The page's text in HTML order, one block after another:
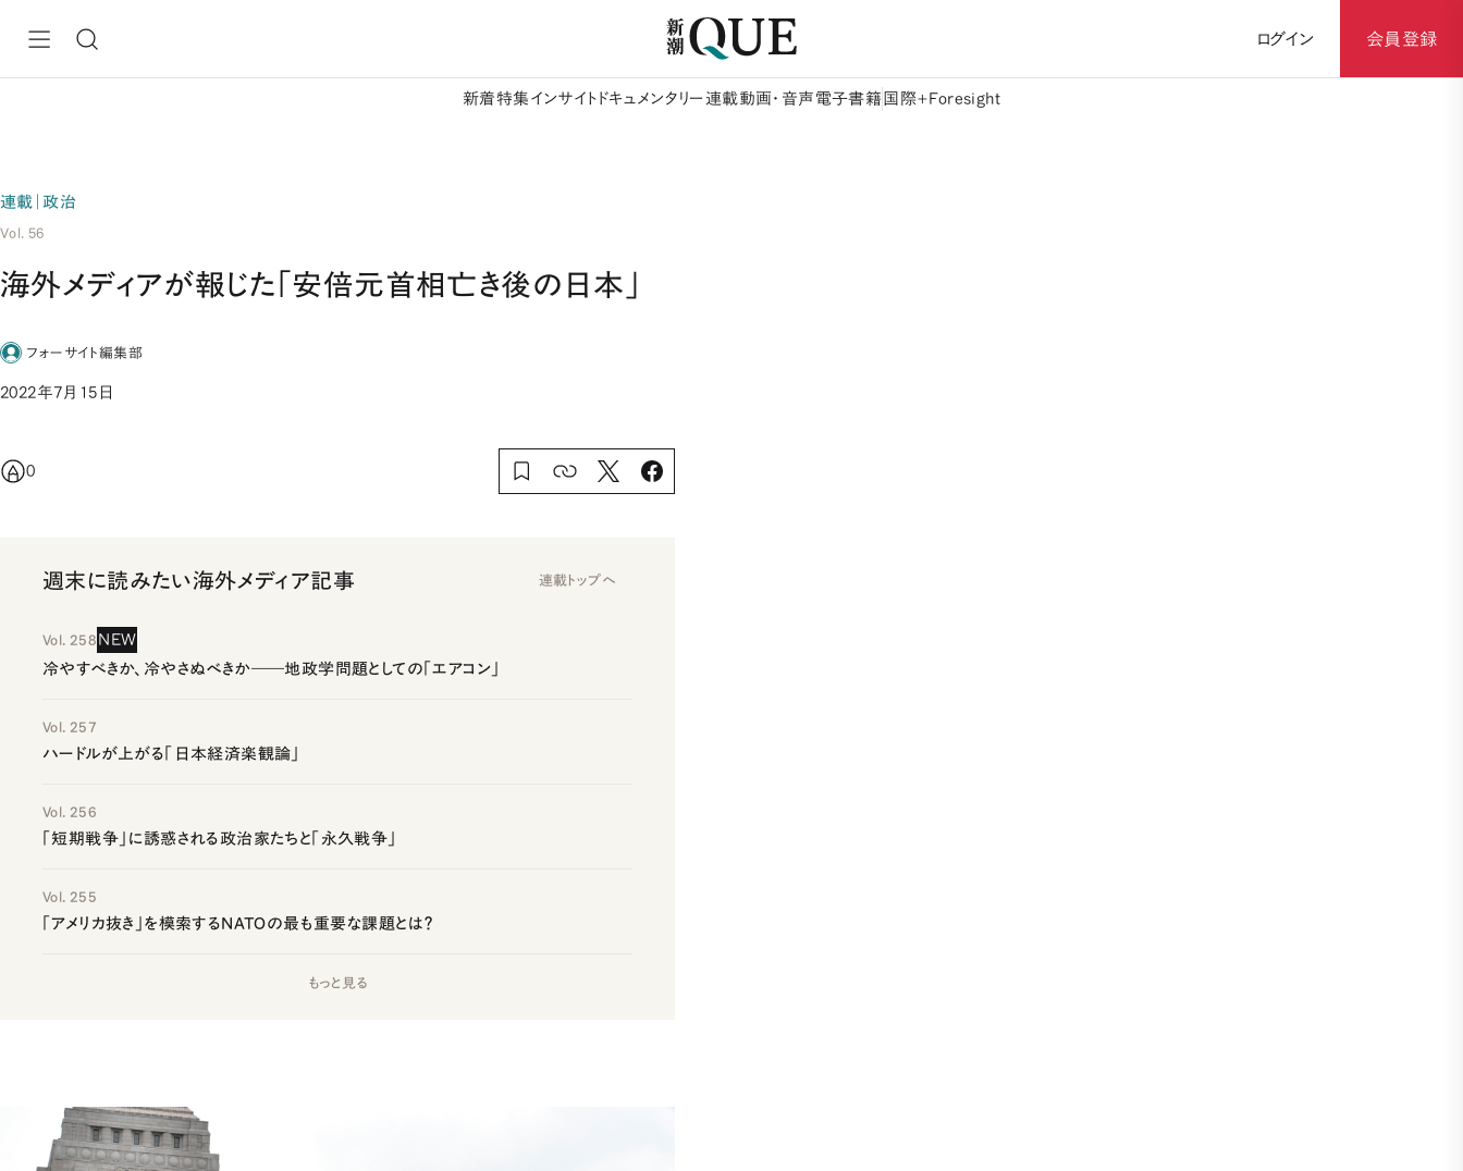
ログイン 会員登録
新着特集 インサイト ドキュメンタリー 連載動画・音声 電子書籍 国際+Foresight
連載｜政治
Vol. 56
海外メディアが報じた「安倍元首相亡き後の日本」
フォーサイト編集部
2022年7月15日
0
週末に読みたい海外メディア記事 連載トップへ
Vol. 258 NEW
冷やすべきか、冷やさぬべきか――地政学問題としての「エアコン」
Vol. 257
ハードルが上がる「日本経済楽観論」
Vol. 256
「短期戦争」に誘惑される政治家たちと「永久戦争」
Vol. 255
「アメリカ抜き」を模索するNATOの最も重要な課題とは？
もっと見る